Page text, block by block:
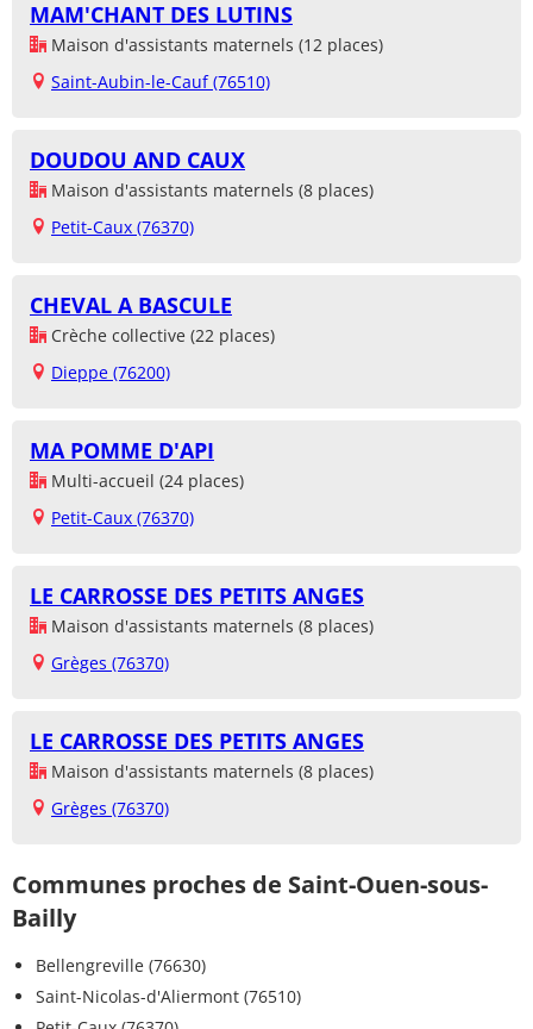
MAM'CHANT DES LUTINS
Maison d'assistants maternels (12 places)
Saint-Aubin-le-Cauf (76510)
DOUDOU AND CAUX
Maison d'assistants maternels (8 places)
Petit-Caux (76370)
CHEVAL A BASCULE
Crèche collective (22 places)
Dieppe (76200)
MA POMME D'API
Multi-accueil (24 places)
Petit-Caux (76370)
LE CARROSSE DES PETITS ANGES
Maison d'assistants maternels (8 places)
Grèges (76370)
LE CARROSSE DES PETITS ANGES
Maison d'assistants maternels (8 places)
Grèges (76370)
Communes proches de Saint-Ouen-sous-
Bailly
Bellengreville (76630)
Saint-Nicolas-d'Aliermont (76510)